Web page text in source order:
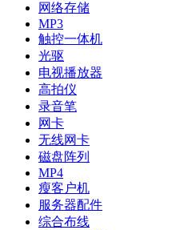
网络存储
MP3
触控一体机
光驱
电视播放器
高拍仪
录音笔
网卡
无线网卡
磁盘阵列
MP4
瘦客户机
服务器配件
综合布线